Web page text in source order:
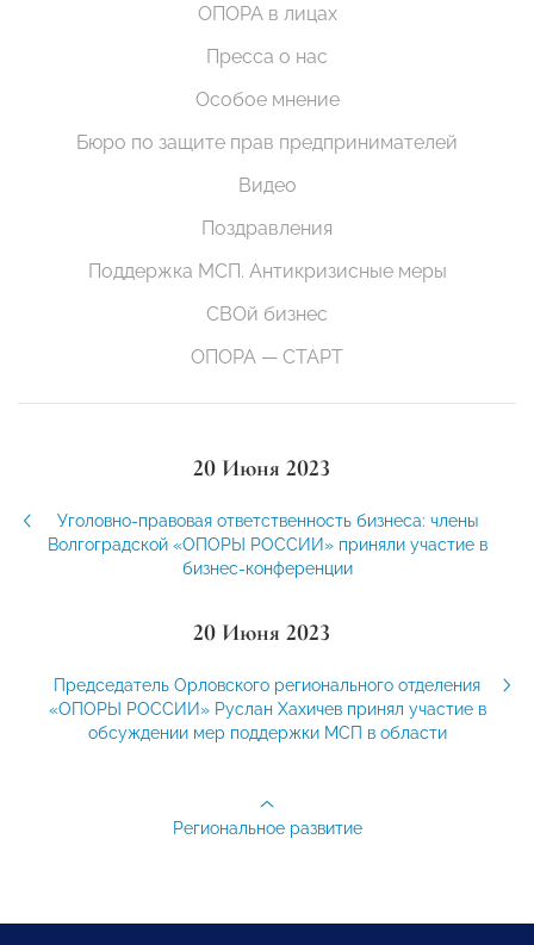
ОПОРА в лицах
Пресса о нас
Особое мнение
Бюро по защите прав предпринимателей
Видео
Поздравления
Поддержка МСП. Антикризисные меры
СВОй бизнес
ОПОРА — СТАРТ
20 Июня 2023
Уголовно-правовая ответственность бизнеса: члены
Волгоградской «ОПОРЫ РОССИИ» приняли участие в
бизнес-конференции
20 Июня 2023
Председатель Орловского регионального отделения
«ОПОРЫ РОССИИ» Руслан Хахичев принял участие в
обсуждении мер поддержки МСП в области
Региональное развитие